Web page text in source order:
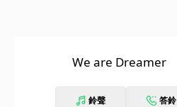
We are Dreamer
鈴聲 答鈴